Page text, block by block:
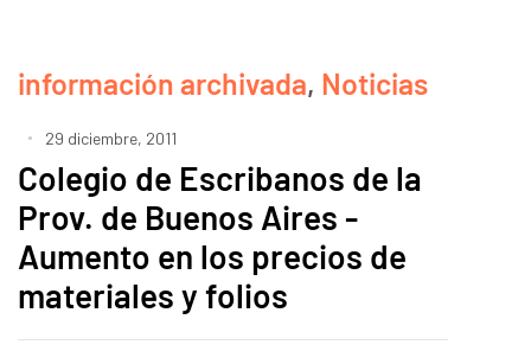
información archivada, Noticias
29 diciembre, 2011
Colegio de Escribanos de la
Prov. de Buenos Aires -
Aumento en los precios de
materiales y folios